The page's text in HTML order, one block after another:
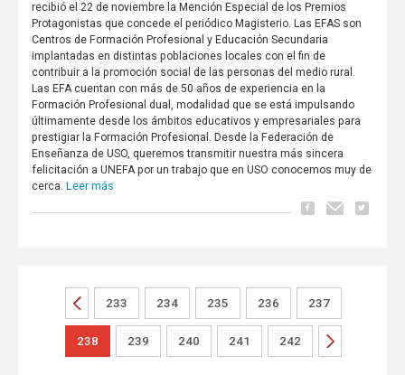
recibió el 22 de noviembre la Mención Especial de los Premios
Protagonistas que concede el periódico Magisterio. Las EFAS son
Centros de Formación Profesional y Educación Secundaria
implantadas en distintas poblaciones locales con el fin de
contribuir a la promoción social de las personas del medio rural.
Las EFA cuentan con más de 50 años de experiencia en la
Formación Profesional dual, modalidad que se está impulsando
últimamente desde los ámbitos educativos y empresariales para
prestigiar la Formación Profesional. Desde la Federación de
Enseñanza de USO, queremos transmitir nuestra más sincera
felicitación a UNEFA por un trabajo que en USO conocemos muy de
cerca. Leer más
233 234 235 236 237
238 239 240 241 242